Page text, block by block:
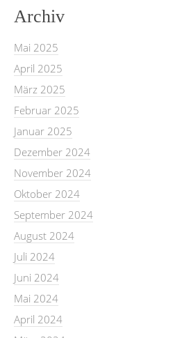
Archiv
Mai 2025
April 2025
März 2025
Februar 2025
Januar 2025
Dezember 2024
November 2024
Oktober 2024
September 2024
August 2024
Juli 2024
Juni 2024
Mai 2024
April 2024